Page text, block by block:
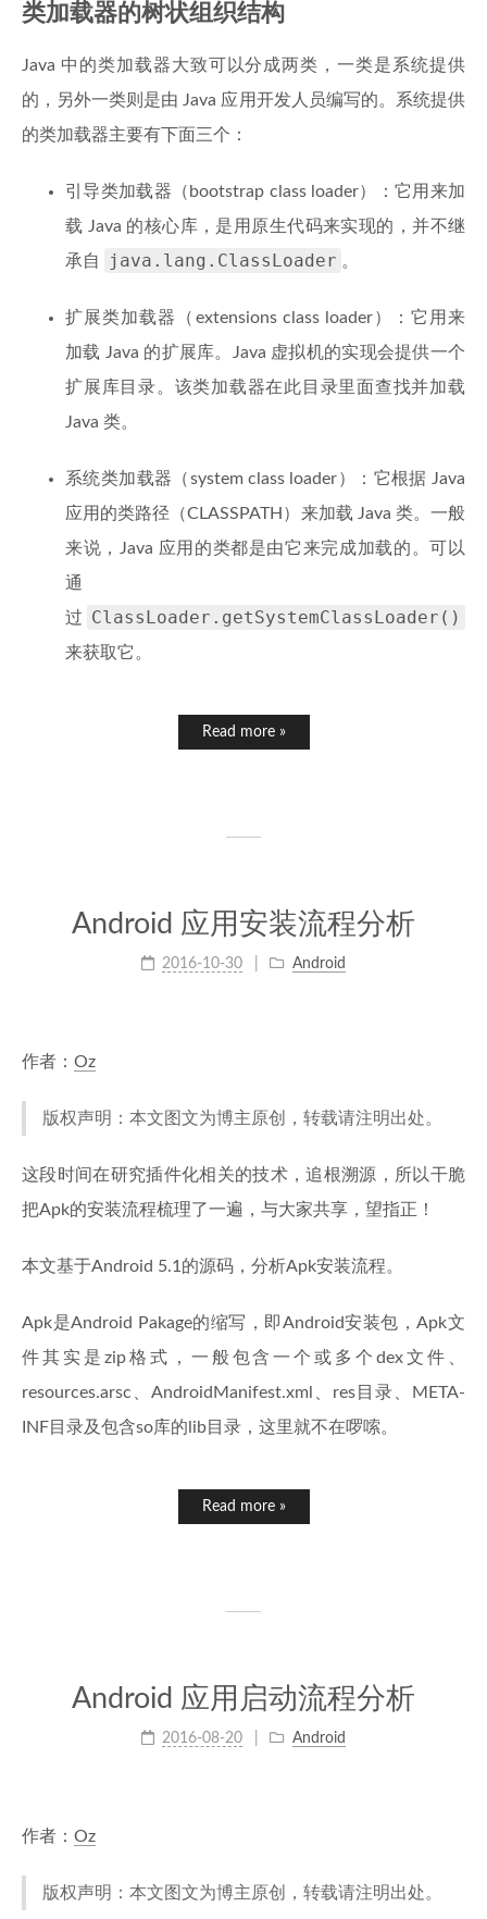
类加载器的树状组织结构
Java 中的类加载器大致可以分成两类，一类是系统提供
的，另外一类则是由 Java 应用开发人员编写的。系统提供
的类加载器主要有下面三个：
引导类加载器（bootstrap class loader）：它用来加
载 Java 的核心库，是用原生代码来实现的，并不继
承自
java.lang.ClassLoader 。
扩展类加载器（extensions class loader）：它用来
加载 Java 的扩展库。Java 虚拟机的实现会提供一个
扩展库目录。该类加载器在此目录里面查找并加载
Java 类。
系统类加载器（system class loader）：它根据 Java
应用的类路径（CLASSPATH）来加载 Java 类。一般
来说，Java 应用的类都是由它来完成加载的。可以
通
过
ClassLoader.getSystemClassLoader()
来获取它。
Read more »
Android 应用安装流程分析
2016-10-30 Android
作者： Oz
版权声明：本文图文为博主原创，转载请注明出处。
这段时间在研究插件化相关的技术，追根溯源，所以干脆
把Apk的安装流程梳理了一遍，与大家共享，望指正！
本文基于Android 5.1的源码，分析Apk安装流程。
Apk是Android Pakage的缩写，即Android安装包，Apk文
件其实是zip格式，一般包含一个或多个dex文件、
resources.arsc、AndroidManifest.xml、res目录、META-
INF目录及包含so库的lib目录，这里就不在啰嗦。
Read more »
Android 应用启动流程分析
2016-08-20 Android
作者： Oz
版权声明：本文图文为博主原创，转载请注明出处。